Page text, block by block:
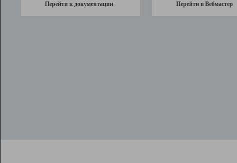
Перейти к документации Перейти в Вебмастер